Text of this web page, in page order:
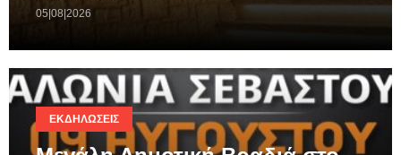
05|08|2026
ΕΚΔΗΛΏΣΕΙΣ